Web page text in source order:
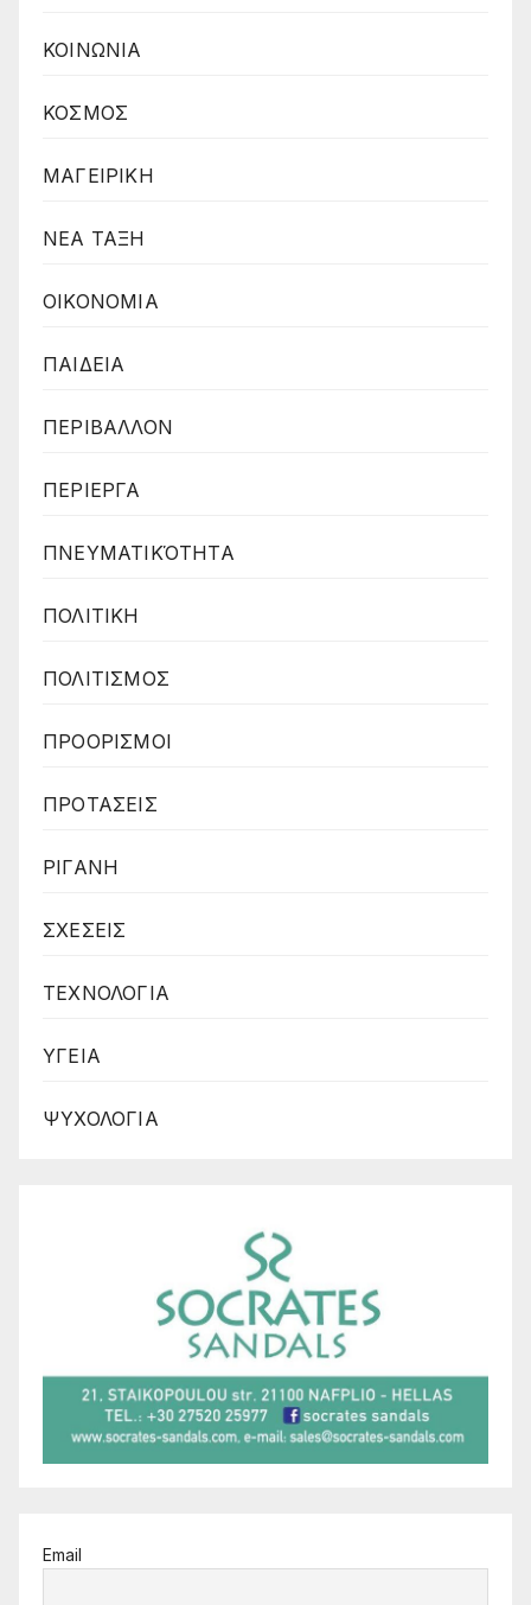
ΚΟΙΝΩΝΙΑ
ΚΟΣΜΟΣ
ΜΑΓΕΙΡΙΚΗ
ΝΕΑ ΤΑΞΗ
ΟΙΚΟΝΟΜΙΑ
ΠΑΙΔΕΙΑ
ΠΕΡΙΒΑΛΛΟΝ
ΠΕΡΙΕΡΓΑ
ΠΝΕΥΜΑΤΙΚΌΤΗΤΑ
ΠΟΛΙΤΙΚΗ
ΠΟΛΙΤΙΣΜΟΣ
ΠΡΟΟΡΙΣΜΟΙ
ΠΡΟΤΑΣΕΙΣ
ΡΙΓΑΝΗ
ΣΧΕΣΕΙΣ
ΤΕΧΝΟΛΟΓΙΑ
ΥΓΕΙΑ
ΨΥΧΟΛΟΓΙΑ
Email